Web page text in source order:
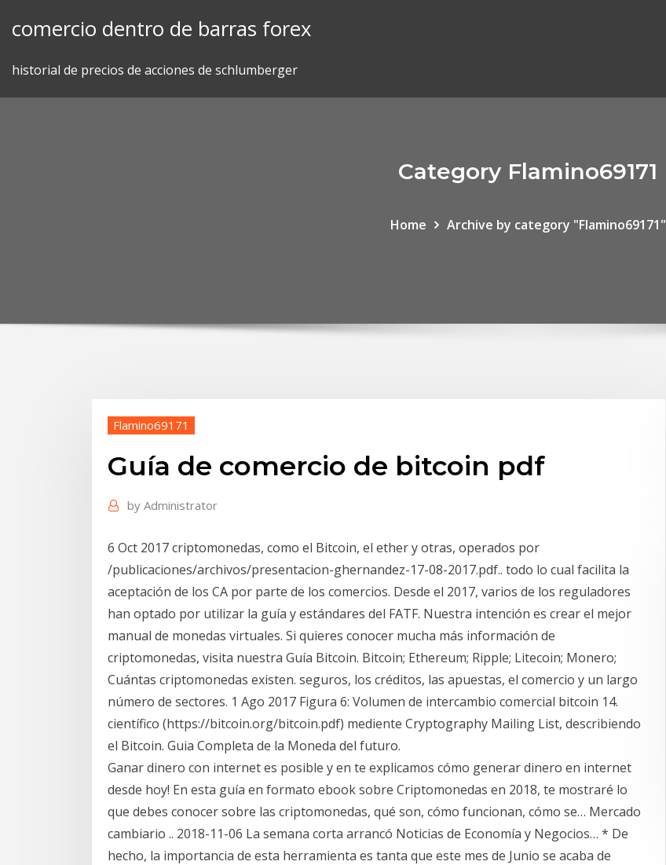
comercio dentro de barras forex
historial de precios de acciones de schlumberger
Category Flamino69171
Home Archive by category "Flamino69171"
Flamino69171
Guía de comercio de bitcoin pdf
by Administrator
6 Oct 2017 criptomonedas, como el Bitcoin, el ether y otras, operados por
/publicaciones/archivos/presentacion-ghernandez-17-08-2017.pdf.. todo lo cual facilita la
aceptación de los CA por parte de los comercios. Desde el 2017, varios de los reguladores
han optado por utilizar la guía y estándares del FATF. Nuestra intención es crear el mejor
manual de monedas virtuales. Si quieres conocer mucha más información de
criptomonedas, visita nuestra Guía Bitcoin. Bitcoin; Ethereum; Ripple; Litecoin; Monero;
Cuántas criptomonedas existen. seguros, los créditos, las apuestas, el comercio y un largo
número de sectores. 1 Ago 2017 Figura 6: Volumen de intercambio comercial bitcoin 14.
científico (https://bitcoin.org/bitcoin.pdf) mediente Cryptography Mailing List, describiendo
el Bitcoin. Guia Completa de la Moneda del futuro.
Ganar dinero con internet es posible y en te explicamos cómo generar dinero en internet
desde hoy! En esta guía en formato ebook sobre Criptomonedas en 2018, te mostraré lo
que debes conocer sobre las criptomonedas, qué son, cómo funcionan, cómo se… Mercado
cambiario .. 2018-11-06 La semana corta arrancó Noticias de Economía y Negocios… * De
hecho, la importancia de esta herramienta es tanta que este mes de Junio se acaba de